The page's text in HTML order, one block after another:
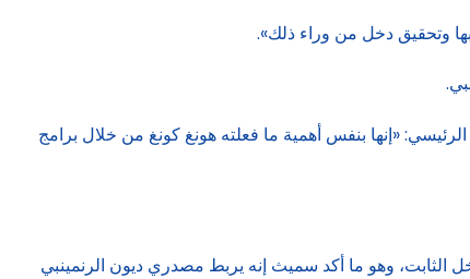
وتحقيق دخل من وراء ذلك».
«إنها بنفس أهمية ما فعلته هونغ كونغ من خلال برامج
الثابت، وهو ما أكد سميث إنه يربط مصدري ديون الرنمينبي